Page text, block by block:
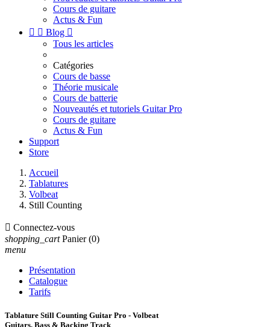
Cours de guitare
Actus & Fun
  Blog 
Tous les articles
Catégories
Cours de basse
Théorie musicale
Cours de batterie
Nouveautés et tutoriels Guitar Pro
Cours de guitare
Actus & Fun
Support
Store
Accueil
Tablatures
Volbeat
Still Counting
 Connectez-vous
shopping_cart Panier (0)
menu
Présentation
Catalogue
Tarifs
Tablature Still Counting Guitar Pro - Volbeat
Guitars, Bass & Backing Track